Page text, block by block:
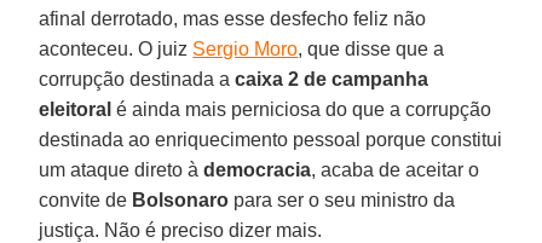
afinal derrotado, mas esse desfecho feliz não
aconteceu. O juiz Sergio Moro, que disse que a
corrupção destinada acaixa 2 de campanha
eleitoral é ainda mais perniciosa do que a corrupção
destinada ao enriquecimento pessoal porque constitui
um ataque direto àdemocracia, acaba de aceitar o
convite de Bolsonaro para ser o seu ministro da
justiça. Não é preciso dizer mais.